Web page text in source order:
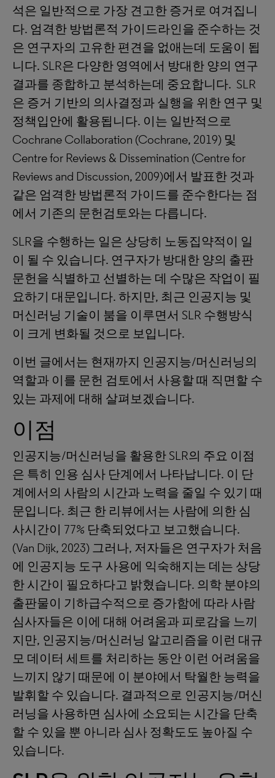
석은 일반적으로 가장 견고한 증거로 여겨집니
다. 엄격한 방법론적 가이드라인을 준수하는 것
은 연구자의 고유한 편견을 없애는데 도움이 됩
니다. SLR은 다양한 영역에서 방대한 양의 연구
결과를 종합하고 분석하는데 중요합니다. SLR
은 증거 기반의 의사결정과 실행을 위한 연구 및
정책입안에 활용됩니다. 이는 일반적으로
Cochrane Collaboration (Cochrane, 2019) 및
Centre for Reviews & Dissemination (Centre for
Reviews and Discussion, 2009)에서 발표한 것과
같은 엄격한 방법론적 가이드를 준수한다는 점
에서 기존의 문헌검토와는 다릅니다.
SLR을 수행하는 일은 상당히 노동집약적이 일
이 될 수 있습니다. 연구자가 방대한 양의 출판
문헌을 식별하고 선별하는 데 수많은 작업이 필
요하기 대문입니다. 하지만, 최근 인공지능 및
머신러닝 기술이 붐을 이루면서 SLR 수행방식
이 크게 변화될 것으로 보입니다.
이번 글에서는 현재까지 인공지능/머신러닝의
역할과 이를 문헌 검토에서 사용할 때 직면할 수
있는 과제에 대해 살펴보겠습니다.
이점
인공지능/머신러닝을 활용한 SLR의 주요 이점
은 특히 인용 심사 단계에서 나타납니다. 이 단
계에서의 사람의 시간과 노력을 줄일 수 있기 때
문입니다. 최근 한 리뷰에서는 사람에 의한 심
사시간이 77% 단축되었다고 보고했습니다.
(Van Dijk, 2023) 그러나, 저자들은 연구자가 처음
에 인공지능 도구 사용에 익숙해지는 데는 상당
한 시간이 필요하다고 밝혔습니다. 의학 분야의
출판물이 기하급수적으로 증가함에 따라 사람
심사자들은 이에 대해 어려움과 피로감을 느끼
지만, 인공지능/머신러닝 알고리즘을 이런 대규
모 데이터 세트를 처리하는 동안 이런 어려움을
느끼지 않기 때문에 이 분야에서 탁월한 능력을
발휘할 수 있습니다. 결과적으로 인공지능/머신
러닝을 사용하면 심사에 소요되는 시간을 단축
할 수 있을 뿐 아니라 심사 정확도도 높아질 수
있습니다.